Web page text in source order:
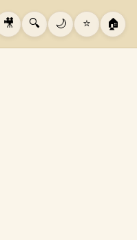
🎥 🔍 🌙 ⭐ 🏠